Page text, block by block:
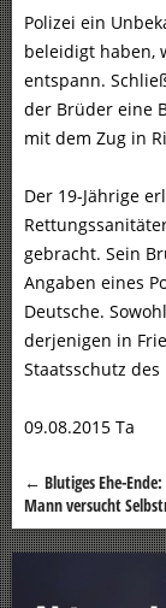
Polizei ein
beleidigt haben,
entspann.
der Brüder eine
mit dem Zug in
Der 19-Jährige
gebracht. Sein
Angaben eines
Deutsche.
derjenigen in
Staatsschutz
09.08.2015 Ta
← Blutiges Ehe-
Mann versucht